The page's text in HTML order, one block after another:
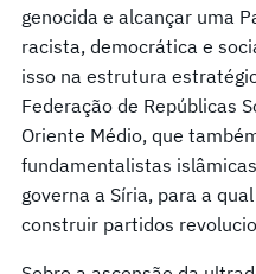
genocida e alcançar uma
racista, democrática e
isso na estrutura
Federação de Repúblicas
Oriente Médio, que
fundamentalistas
governa a Síria, para a
construir partidos